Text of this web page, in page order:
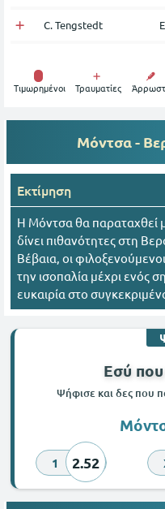
C. Tengstedt Ε
Tιμωρημένοι Τραυματίες
Μόντσα -
Εκτίμηση
Η Μόντσα θα παραταχθεί
δίνει πιθανότητες στη
Βέβαια, οι
την ισοπαλία μέχρι ενός
ευκαιρία στο
Εσύ
Ψήφισε και δες που
1 2.52